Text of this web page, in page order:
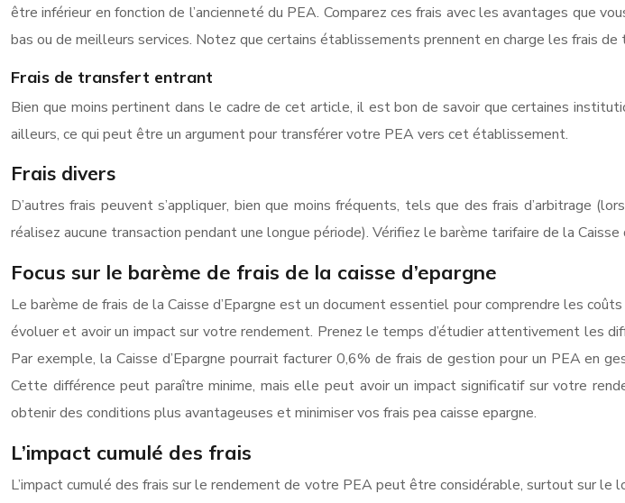
être inférieur en fonction de l’ancienneté du PEA. Comparez ces frais avec les avantages que
bas ou de meilleurs services. Notez que certains établissements prennent en charge les frais
Frais de transfert entrant
Bien que moins pertinent dans le cadre de cet article, il est bon de savoir que certaines
ailleurs, ce qui peut être un argument pour transférer votre PEA vers cet établissement.
Frais divers
D’autres frais peuvent s’appliquer, bien que moins fréquents, tels que des frais d’arbitrage
réalisez aucune transaction pendant une longue période). Vérifiez le barème tarifaire de la
Focus sur le barème de frais de la caisse d’epargne
Le barème de frais de la Caisse d’Epargne est un document essentiel pour comprendre les
évoluer et avoir un impact sur votre rendement. Prenez le temps d’étudier attentivement les
Par exemple, la Caisse d’Epargne pourrait facturer 0,6% de frais de gestion pour un PEA en
Cette différence peut paraître minime, mais elle peut avoir un impact significatif sur votre
obtenir des conditions plus avantageuses et minimiser vos frais pea caisse epargne.
L’impact cumulé des frais
L’impact cumulé des frais sur le rendement de votre PEA peut être considérable, surtout sur